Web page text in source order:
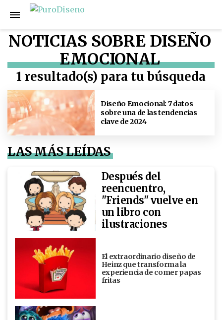
NOTICIAS SOBRE DISEÑO
EMOCIONAL
1 resultado(s) para tu búsqueda
Diseño Emocional: 7 datos
sobre una de las tendencias
clave de 2024
LAS MÁS LEÍDAS
Después del
reencuentro,
"Friends" vuelve en
un libro con
ilustraciones
El extraordinario diseño de
Heinz que transforma la
experiencia de comer papas
fritas